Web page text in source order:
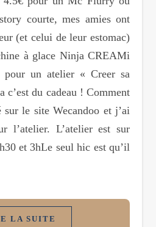
courte, mes amies ont
(et celui de leur estomac)
à glace Ninja CREAMi
un atelier « Creer sa
c’est du cadeau ! Comment
sur le site Wecandoo et j’ai
l’atelier. L’atelier est sur
et 3hLe seul hic est qu’il
LA SUITE